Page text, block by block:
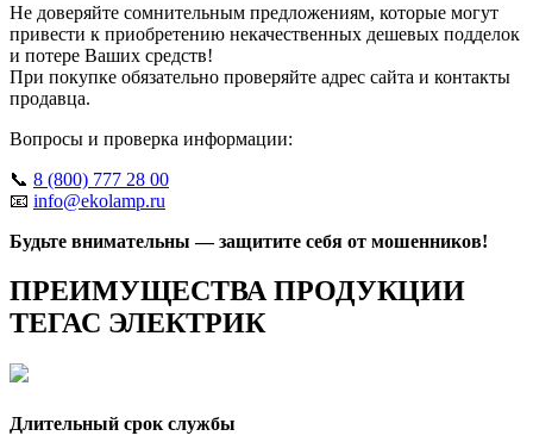
Не доверяйте сомнительным предложениям, которые могут
привести к приобретению некачественных дешевых подделок
и потере Ваших средств!
При покупке обязательно проверяйте адрес сайта и контакты
продавца.
Вопросы и проверка информации:
📞 8 (800) 777 28 00
📧 info@ekolamp.ru
Будьте внимательны — защитите себя от мошенников!
ПРЕИМУЩЕСТВА ПРОДУКЦИИ
ТЕГАС ЭЛЕКТРИК
Длительный срок службы